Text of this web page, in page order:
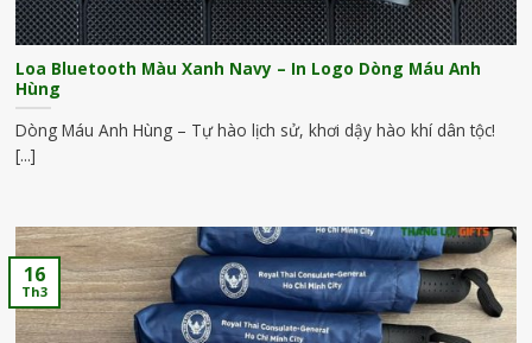
Loa Bluetooth Màu Xanh Navy – In Logo Dòng Máu Anh
Hùng
Dòng Máu Anh Hùng – Tự hào lịch sử, khơi dậy hào khí dân tộc!
[...]
16
Th3